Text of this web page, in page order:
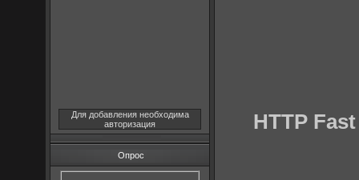
Для добавления необходима
авторизация
Опрос
HTTP